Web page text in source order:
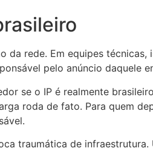
rede. Em equipes
pelo anúncio daquele
se o IP é realmente
roda de fato. Para quem
traumática de